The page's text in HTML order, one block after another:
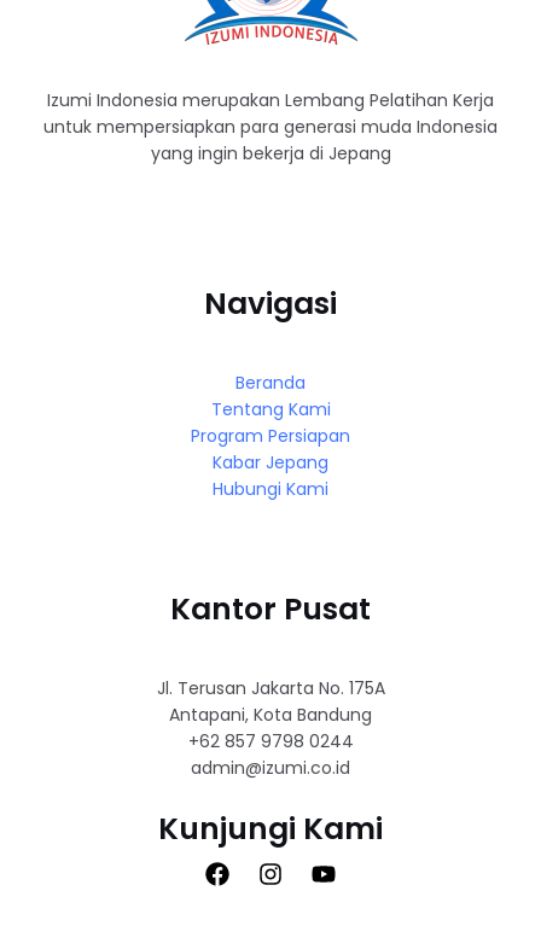
Izumi Indonesia merupakan Lembang Pelatihan Kerja
untuk mempersiapkan para generasi muda Indonesia
yang ingin bekerja di Jepang
Navigasi
Beranda
Tentang Kami
Program Persiapan
Kabar Jepang
Hubungi Kami
Kantor Pusat
Jl. Terusan Jakarta No. 175A
Antapani, Kota Bandung
+62 857 9798 0244
admin@izumi.co.id
Kunjungi Kami